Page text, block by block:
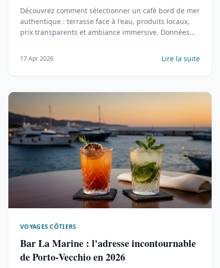
Découvrez comment sélectionner un café bord de mer
authentique : terrasse face à l'eau, produits locaux,
prix transparents et ambiance immersive. Données
17 Apr 2026 Lire la suite
VOYAGES CÔTIERS
Bar La Marine : l'adresse incontournable
de Porto-Vecchio en 2026